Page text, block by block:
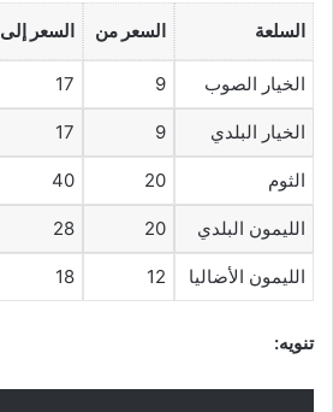
السلعة السعر من السعر إلى
الخيار الصوب 9
17
الخيار البلدي 9
17
الثوم 20
40
الليمون البلدي 20
28
الليمون الأضاليا 12
18
تنويه: